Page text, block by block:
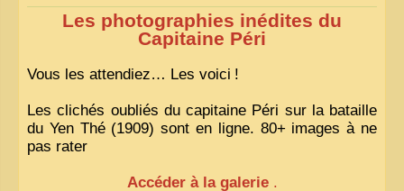
Les photographies inédites du
Capitaine Péri
Vous les attendiez… Les voici !
Les clichés oubliés du capitaine Péri sur la bataille
du Yen Thé (1909) sont en ligne. 80+ images à ne
pas rater
Accéder à la galerie .